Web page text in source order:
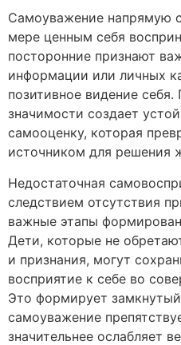
Самоуважение напрямую
мере ценным себя
посторонние признают
информации или личных
позитивное видение
значимости создает
самооценку, которая
источником для решения
Недостаточная
следствием отсутствия
важные этапы
Дети, которые не
и признания, могут
восприятие к себе во
Это формирует замкнутый
самоуважение
значительнее ослабляет